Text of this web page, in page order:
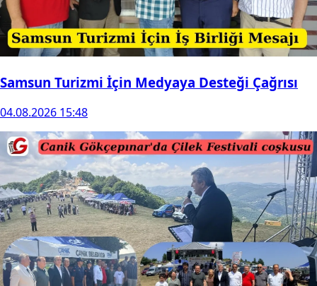
Samsun Turizmi İçin Medyaya Desteği Çağrısı
04.08.2026 15:48